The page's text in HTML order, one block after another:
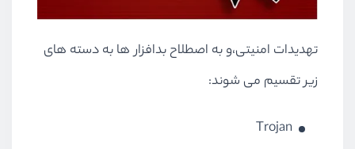
تهدیدات امنیتی،و به اصطلاح بدافزار ها به دسته های
زیر تقسیم می شوند:
Trojan